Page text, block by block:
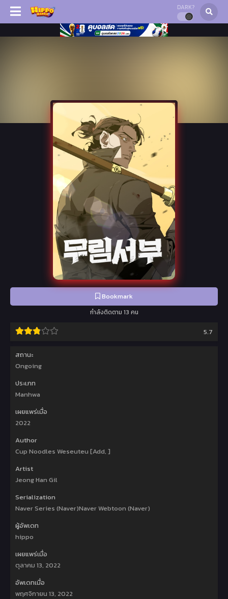
DARK?
Bookmark
กำลังติดตาม 13 คน
5.7
สถานะ
Ongoing
ประเภท
Manhwa
เผยแพร่เมื่อ
2022
Author
Cup Noodles Weseuteu [Add, ]
Artist
Jeong Han Gil
Serialization
Naver Series (Naver)Naver Webtoon (Naver)
ผู้อัพเดท
hippo
เผยแพร่เมื่อ
ตุลาคม 13, 2022
อัพเดทเมื่อ
พฤศจิกายน 13, 2022